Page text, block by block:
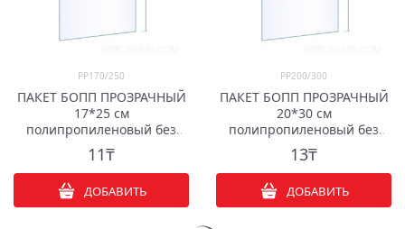
PP170/250
ПАКЕТ БОПП ПРОЗРАЧНЫЙ
17*25 см
полипропиленовый без
клапана
11₸
ДОБАВИТЬ
PP200/300
ПАКЕТ БОПП ПРОЗРАЧНЫЙ
20*30 см
полипропиленовый без
клапана
13₸
ДОБАВИТЬ